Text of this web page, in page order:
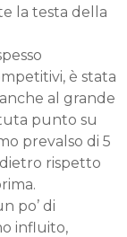
la testa della
è stata
al grande
punto su
prevalso di 5
rispetto
po’ di
influito,